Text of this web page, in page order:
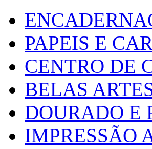
PAPEIS E
CENTRO DE
BELAS
DOURADO E
IMPRESSÃO